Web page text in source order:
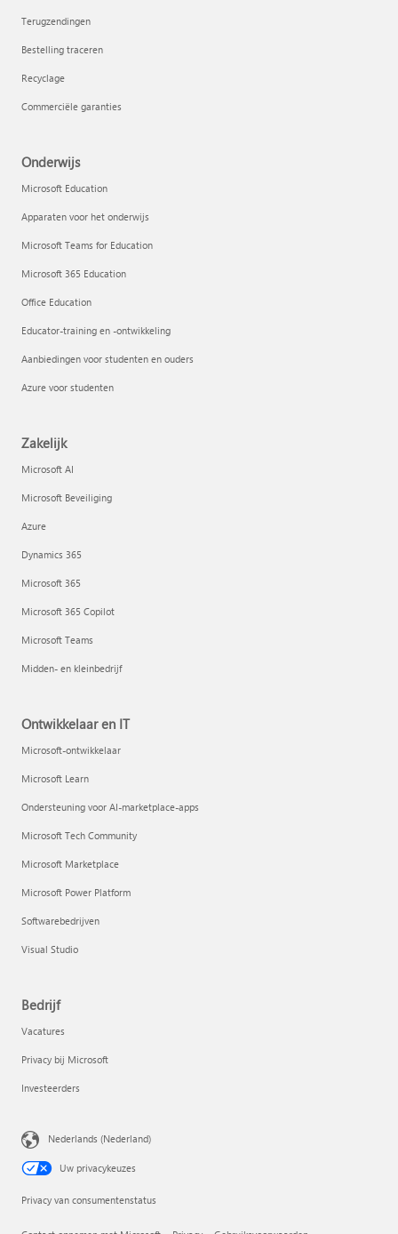
Terugzendingen
Bestelling traceren
Recyclage
Commerciële garanties
Onderwijs
Microsoft Education
Apparaten voor het onderwijs
Microsoft Teams for Education
Microsoft 365 Education
Office Education
Educator-training en -ontwikkeling
Aanbiedingen voor studenten en ouders
Azure voor studenten
Zakelijk
Microsoft AI
Microsoft Beveiliging
Azure
Dynamics 365
Microsoft 365
Microsoft 365 Copilot
Microsoft Teams
Midden- en kleinbedrijf
Ontwikkelaar en IT
Microsoft-ontwikkelaar
Microsoft Learn
Ondersteuning voor AI-marketplace-apps
Microsoft Tech Community
Microsoft Marketplace
Microsoft Power Platform
Softwarebedrijven
Visual Studio
Bedrijf
Vacatures
Privacy bij Microsoft
Investeerders
Nederlands (Nederland)
Uw privacykeuzes
Privacy van consumentenstatus